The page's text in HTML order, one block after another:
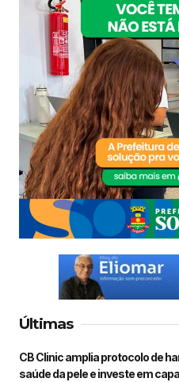
Últimas
CB Clinic amplia protocolo de
saúde da pele e investe em